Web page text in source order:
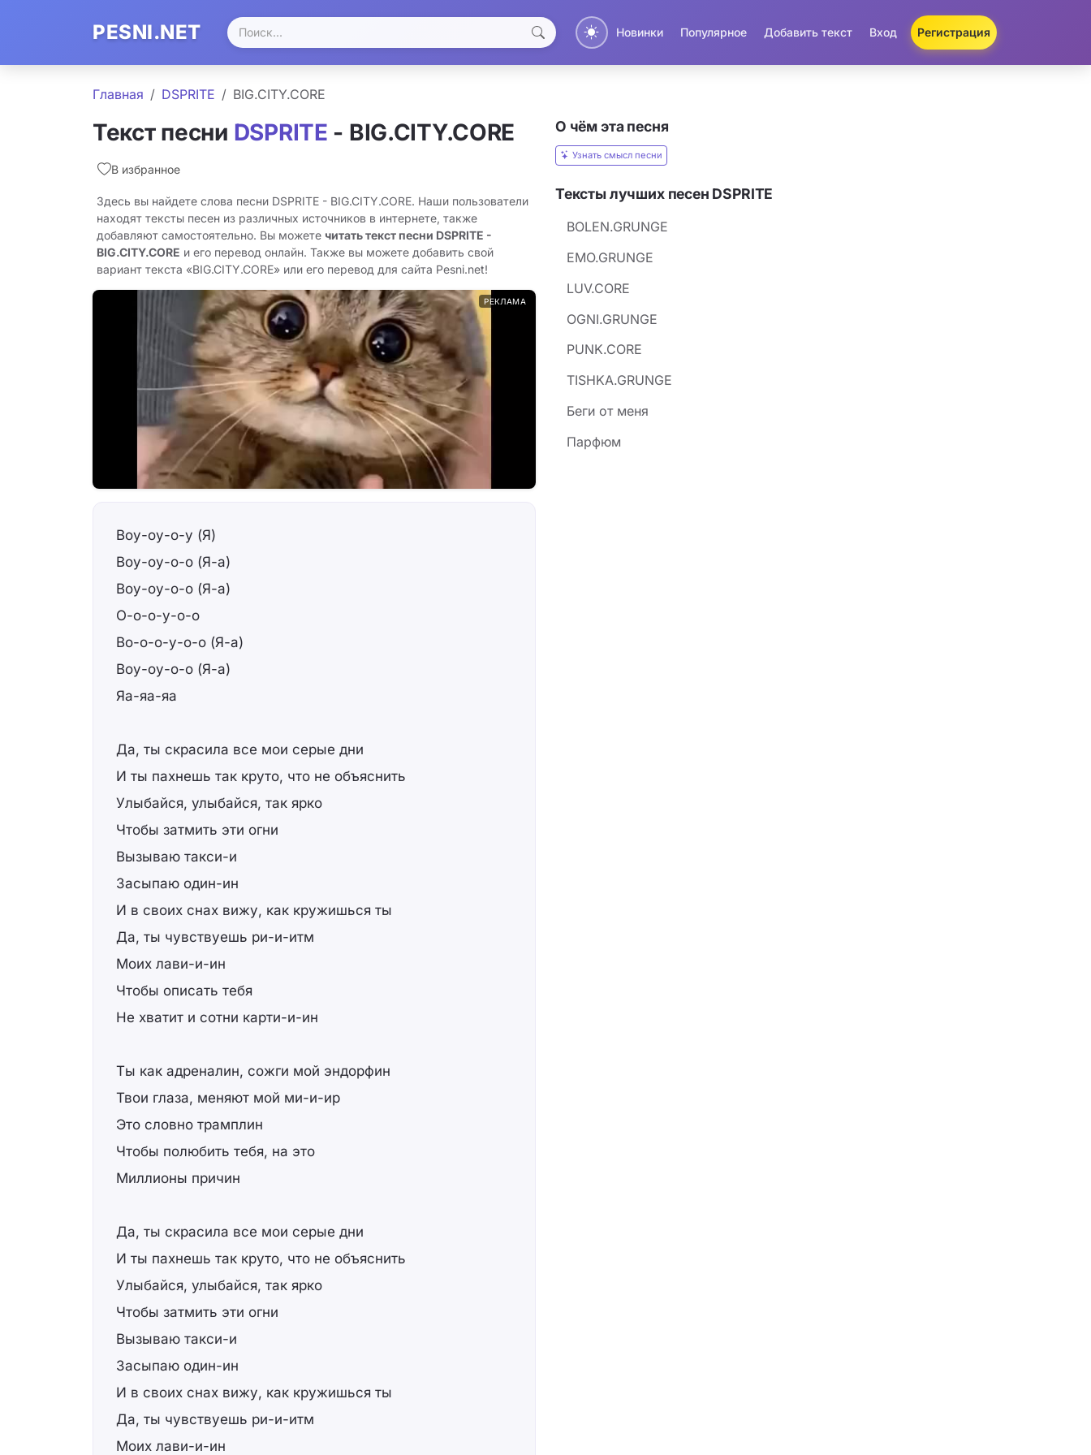
PESNI.NET Новинки Популярное Добавить текст Вход Регистрация
Главная DSPRITE BIG.CITY.CORE
Текст песни DSPRITE - BIG.CITY.CORE
В избранное
Здесь вы найдете слова песни DSPRITE - BIG.CITY.CORE. Наши пользователи
находят тексты песен из различных источников в интернете, также
добавляют самостоятельно. Вы можете читать текст песни DSPRITE -
BIG.CITY.CORE и его перевод онлайн. Также вы можете добавить свой
вариант текста «BIG.CITY.CORE» или его перевод для сайта Pesni.net!
РЕКЛАМА
Воу-оу-о-у (Я)
Воу-оу-о-о (Я-а)
Воу-оу-о-о (Я-а)
О-о-о-у-о-о
Во-о-о-у-о-о (Я-а)
Воу-оу-о-о (Я-а)
Яа-яа-яа
Да, ты скрасила все мои серые дни
И ты пахнешь так круто, что не объяснить
Улыбайся, улыбайся, так ярко
Чтобы затмить эти огни
Вызываю такси-и
Засыпаю один-ин
И в своих снах вижу, как кружишься ты
Да, ты чувствуешь ри-и-итм
Моих лави-и-ин
Чтобы описать тебя
Не хватит и сотни карти-и-ин
Ты как адреналин, сожги мой эндорфин
Твои глаза, меняют мой ми-и-ир
Это словно трамплин
Чтобы полюбить тебя, на это
Миллионы причин
Да, ты скрасила все мои серые дни
И ты пахнешь так круто, что не объяснить
Улыбайся, улыбайся, так ярко
Чтобы затмить эти огни
Вызываю такси-и
Засыпаю один-ин
И в своих снах вижу, как кружишься ты
Да, ты чувствуешь ри-и-итм
Моих лави-и-ин
О чём эта песня
Узнать смысл песни
Тексты лучших песен DSPRITE
BOLEN.GRUNGE
EMO.GRUNGE
LUV.CORE
OGNI.GRUNGE
PUNK.CORE
TISHKA.GRUNGE
Беги от меня
Парфюм